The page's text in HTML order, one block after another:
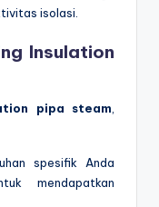
isolasi.
Insulation
pipa steam
spesifik Anda
mendapatkan